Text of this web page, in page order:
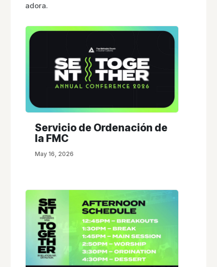
adora.
Servicio de Ordenación de
la FMC
May 16, 2026